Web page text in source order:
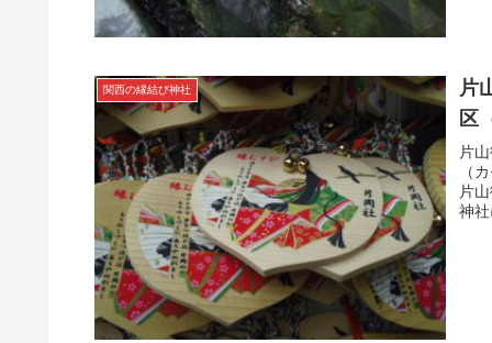
関西の縁結び神社
片
区
片
（
片
神